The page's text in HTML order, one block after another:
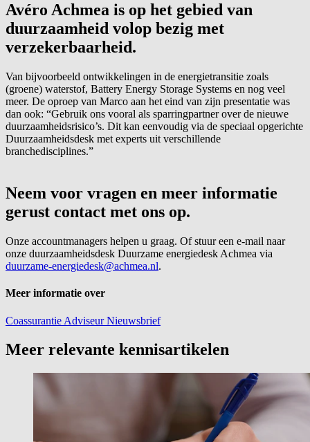
Avéro Achmea is op het gebied van
duurzaamheid volop bezig met
verzekerbaarheid.
Van bijvoorbeeld ontwikkelingen in de energietransitie zoals
(groene) waterstof, Battery Energy Storage Systems en nog veel
meer. De oproep van Marco aan het eind van zijn presentatie was
dan ook: “Gebruik ons vooral als sparringpartner over de nieuwe
duurzaamheidsrisico’s. Dit kan eenvoudig via de speciaal opgerichte
Duurzaamheidsdesk met experts uit verschillende
branchedisciplines.”
Neem voor vragen en meer informatie
gerust contact met ons op.
Onze accountmanagers helpen u graag. Of stuur een e-mail naar
onze duurzaamheidsdesk Duurzame energiedesk Achmea via
duurzame-energiedesk@achmea.nl.
Meer informatie over
Coassurantie AdviseurNieuwsbrief
Meer relevante kennisartikelen